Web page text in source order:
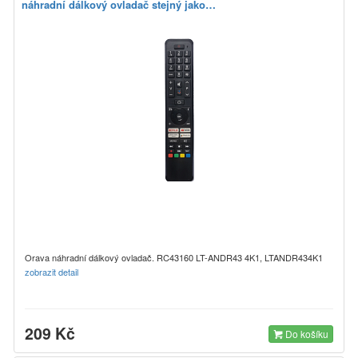
náhradní dálkový ovladač stejný jako…
Orava náhradní dálkový ovladač. RC43160 LT-ANDR43 4K1, LTANDR434K1
zobrazit detail
209 Kč Do košíku